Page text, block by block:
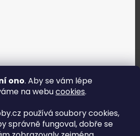
ono. Aby se vám lépe
na webucookies.
používá soubory cookies,
správně fungoval, dobře se
správné servo?
správné servo